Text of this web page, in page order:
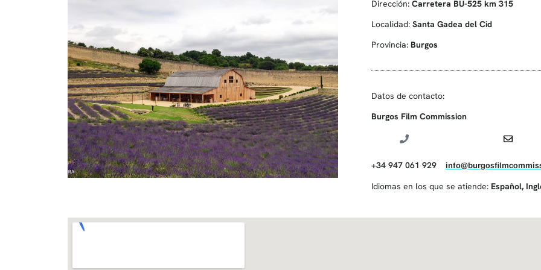
Dirección: Carretera BU-525 km 315
Localidad: Santa Gadea del Cid
Provincia: Burgos
Datos de contacto:
Burgos Film Commission
+34 947 061 929
Idiomas en los que se atiende: Español,